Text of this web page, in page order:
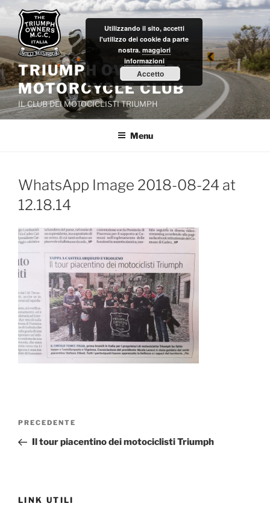
Salta
contenuto
TRIUMPH OWNERS'
MOTORCYCLE CLUB
IL CLUB DEI MOTOCICLISTI TRIUMPH
Menu
WhatsApp Image 2018-08-24 at
12.18.14
Navigazione
Articolo
precedente:
PRECEDENTE
Il tour piacentino dei motociclisti Triumph
LINK UTILI
Utilizzando il sito, accetti
l'utilizzo dei cookie da parte
nostra. maggiori
informazioni
Accetto